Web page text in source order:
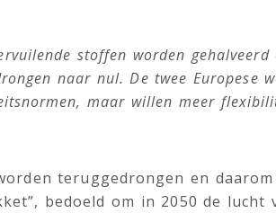
stoffen worden
naar nul. De twee Europese
maar willen meer
teruggedrongen en
bedoeld om in 2050 de lucht